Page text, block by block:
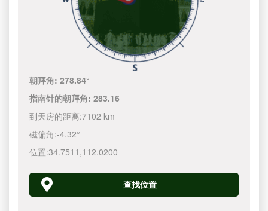
朝拜角:278.84°
指南针的朝拜角:283.16
到天房的距离:7102 km
磁偏角:-4.32°
位置:34.7511 ,112.0200
查找位置